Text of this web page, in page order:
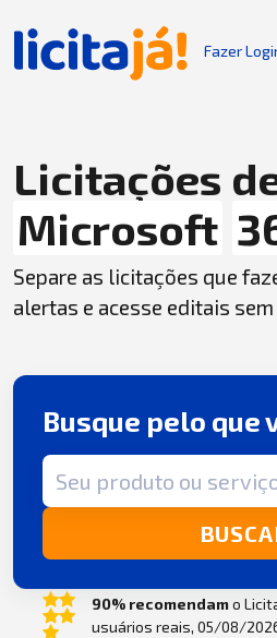
Fazer
Licitações
Microsoft
Separe as licitações que
alertas e acesse editais
Busque pelo que
Termo de busca
90% recomendamo
usuários reais, 05/08/